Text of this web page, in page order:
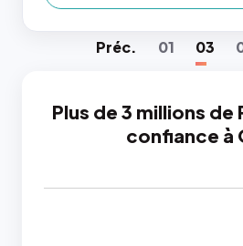
Préc. 01 03
Plus de 3 millions de
confiance à